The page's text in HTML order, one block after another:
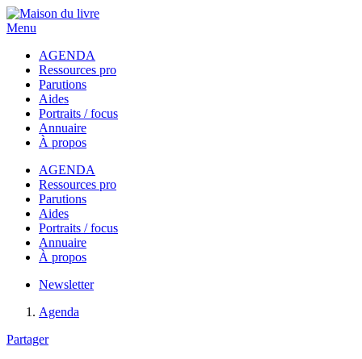
Menu
AGENDA
Ressources pro
Parutions
Aides
Portraits / focus
Annuaire
À propos
AGENDA
Ressources pro
Parutions
Aides
Portraits / focus
Annuaire
À propos
Newsletter
Agenda
Partager